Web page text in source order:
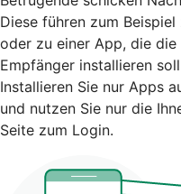
Diese führen zum
oder zu einer App, die
Empfänger installieren
Installieren Sie nur Apps
und nutzen Sie nur die
Seite zum Login.